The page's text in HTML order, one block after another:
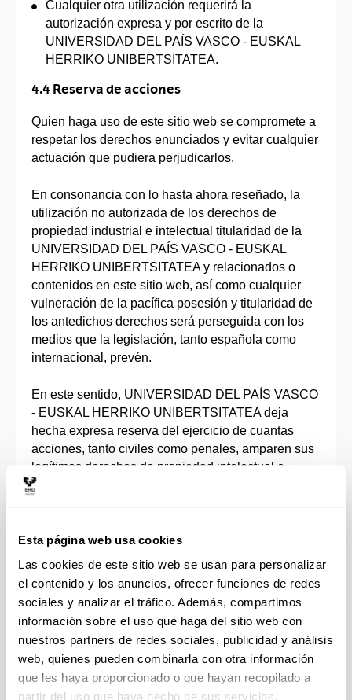
Esta página web usa cookies
Las cookies de este sitio web se usan para personalizar
el contenido y los anuncios, ofrecer funciones de redes
sociales y analizar el tráfico. Además, compartimos
información sobre el uso que haga del sitio web con
nuestros partners de redes sociales, publicidad y análisis
web, quienes pueden combinarla con otra información
que les haya proporcionado o que hayan recopilado a
partir del uso que haya hecho de sus servicios.
Cualquier otra utilización requerirá la
autorización expresa y por escrito de la
UNIVERSIDAD DEL PAÍS VASCO - EUSKAL
HERRIKO UNIBERTSITATEA.
4.4 Reserva de acciones
Quien haga uso de este sitio web se compromete a
respetar los derechos enunciados y evitar cualquier
actuación que pudiera perjudicarlos.
En consonancia con lo hasta ahora reseñado, la
utilización no autorizada de los derechos de
propiedad industrial e intelectual titularidad de la
UNIVERSIDAD DEL PAÍS VASCO - EUSKAL
HERRIKO UNIBERTSITATEA y relacionados o
contenidos en este sitio web, así como cualquier
vulneración de la pacífica posesión y titularidad de
los antedichos derechos será perseguida con los
medios que la legislación, tanto española como
internacional, prevén.
En este sentido, UNIVERSIDAD DEL PAÍS VASCO
- EUSKAL HERRIKO UNIBERTSITATEA deja
hecha expresa reserva del ejercicio de cuantas
acciones, tanto civiles como penales, amparen sus
legítimos derechos de propiedad intelectual e
industrial.
5. Enlaces
En el sitio web de la UNIVERSIDAD DEL PAÍS
VASCO - EUSKAL HERRIKO UNIBERTSITATEA
se pueden encontrar diversos enlaces que
conducen a páginas web independientes de ésta.
Su única finalidad es la de facilitar el acceso a otras
fuentes de información en Internet relacionadas con